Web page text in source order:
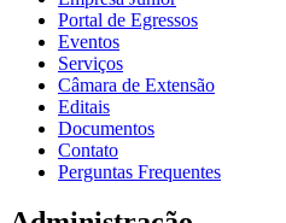
Portal de Egressos
Eventos
Serviços
Câmara de Extensão
Editais
Documentos
Contato
Perguntas Frequentes